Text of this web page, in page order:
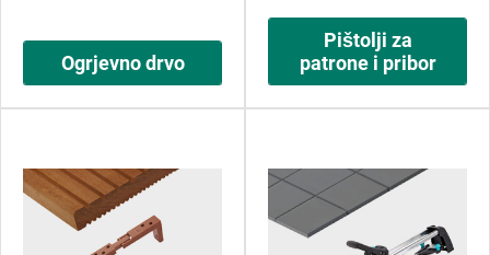
Ogrjevno drvo
Pištolji za
patrone i pribor